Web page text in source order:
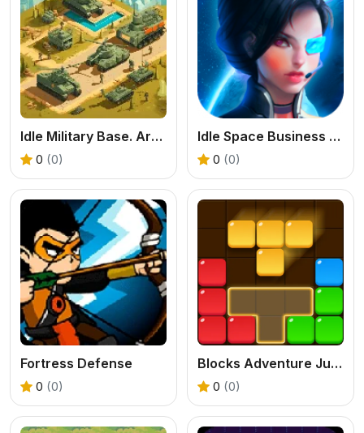
Idle Military Base. Army Tycoon
0 (0)
Idle Space Business Tycoon
0 (0)
Fortress Defense
0 (0)
Blocks Adventure Jungle Saga
0 (0)